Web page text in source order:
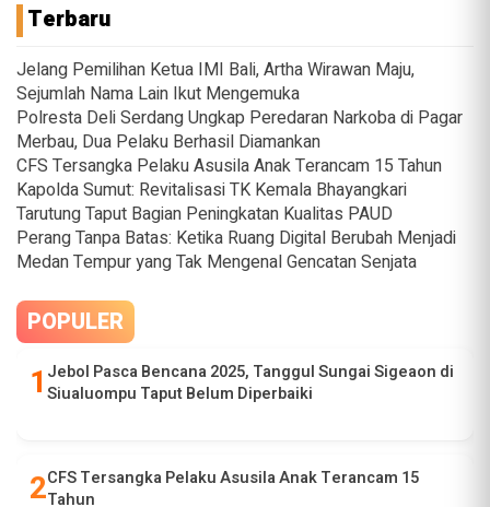
Terbaru
Jelang Pemilihan Ketua IMI Bali, Artha Wirawan Maju,
Sejumlah Nama Lain Ikut Mengemuka
Polresta Deli Serdang Ungkap Peredaran Narkoba di Pagar
Merbau, Dua Pelaku Berhasil Diamankan
CFS Tersangka Pelaku Asusila Anak Terancam 15 Tahun
Kapolda Sumut: Revitalisasi TK Kemala Bhayangkari
Tarutung Taput Bagian Peningkatan Kualitas PAUD
Perang Tanpa Batas: Ketika Ruang Digital Berubah Menjadi
Medan Tempur yang Tak Mengenal Gencatan Senjata
POPULER
Jebol Pasca Bencana 2025, Tanggul Sungai Sigeaon di
Siualuompu Taput Belum Diperbaiki
CFS Tersangka Pelaku Asusila Anak Terancam 15
Tahun